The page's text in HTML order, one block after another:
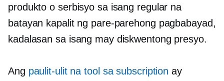
produkto o serbisyo sa isang regular na
batayan kapalit ng pare-parehong pagbabayad,
kadalasan sa isang may diskwentong presyo.
Ang paulit-ulit na tool sa subscription ay